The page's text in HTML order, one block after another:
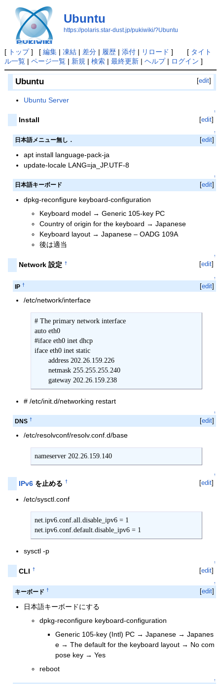
Ubuntu
https://polaris.star-dust.jp/pukiwiki/?Ubuntu
[ トップ] [ 編集| 凍結| 差分| 履歴| 添付| リロード ] [ タイト
ル一覧| ページ一覧| 新規 | 検索| 最終更新| ヘルプ| ログイン ]
Ubuntu [edit]
Ubuntu Server
↑
Install [edit]
↑
日本語メニュー無し． [edit]
apt install language-pack-ja
update-locale LANG=ja_JP.UTF-8
↑
日本語キーボード [edit]
dpkg-reconfigure keyboard-configuration
Keyboard model → Generic 105-key PC
Country of origin for the keyboard → Japanese
Keyboard layout → Japanese – OADG 109A
後は適当
↑
Network 設定 † [edit]
↑
IP † [edit]
/etc/network/interface
# The primary network interface
auto eth0
#iface eth0 inet dhcp
iface eth0 inet static
       address 202.26.159.226
       netmask 255.255.255.240
       gateway 202.26.159.238
# /etc/init.d/networking restart
↑
DNS † [edit]
/etc/resolvconf/resolv.conf.d/base
nameserver 202.26.159.140
↑
IPv6 を止める † [edit]
/etc/sysctl.conf
net.ipv6.conf.all.disable_ipv6 = 1
net.ipv6.conf.default.disable_ipv6 = 1
sysctl -p
↑
CLI † [edit]
↑
キーボード † [edit]
日本語キーボードにする
dpkg-reconfigure keyboard-configuration
Generic 105-key (Intl) PC → Japanese → Japanes
e → The default for the keyboard layout → No com
pose key → Yes
reboot
↑